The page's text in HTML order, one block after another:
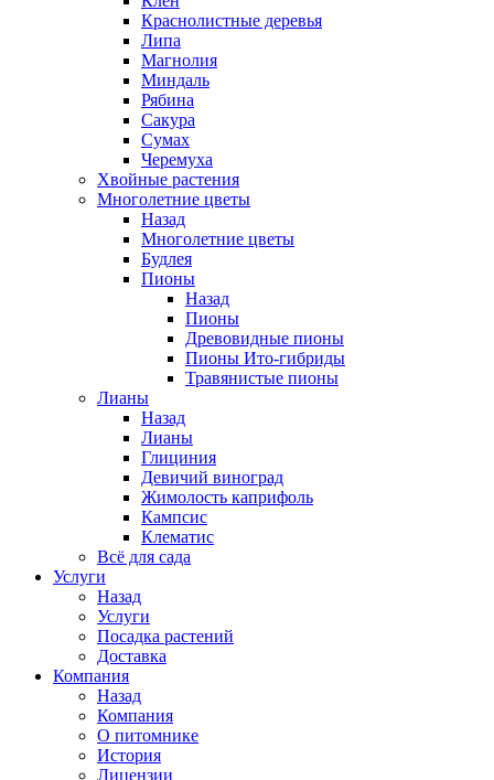
Краснолистные деревья
Липа
Магнолия
Миндаль
Рябина
Сакура
Сумах
Черемуха
Хвойные растения
Многолетние цветы
Назад
Многолетние цветы
Будлея
Пионы
Назад
Пионы
Древовидные пионы
Пионы Ито-гибриды
Травянистые пионы
Лианы
Назад
Лианы
Глициния
Девичий виноград
Жимолость каприфоль
Кампсис
Клематис
Всё для сада
Услуги
Назад
Услуги
Посадка растений
Доставка
Компания
Назад
Компания
О питомнике
История
Лицензии